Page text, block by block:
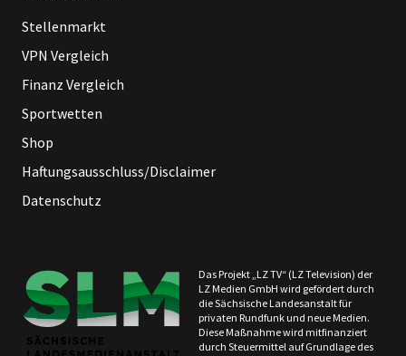
Stellenmarkt
VPN Vergleich
Finanz Vergleich
Sportwetten
Shop
Haftungsausschluss/Disclaimer
Datenschutz
Das Projekt „LZ TV“ (LZ Television) der
LZ Medien GmbH wird gefördert durch
die Sächsische Landesanstalt für
privaten Rundfunk und neue Medien.
Diese Maßnahme wird mitfinanziert
durch Steuermittel auf Grundlage des